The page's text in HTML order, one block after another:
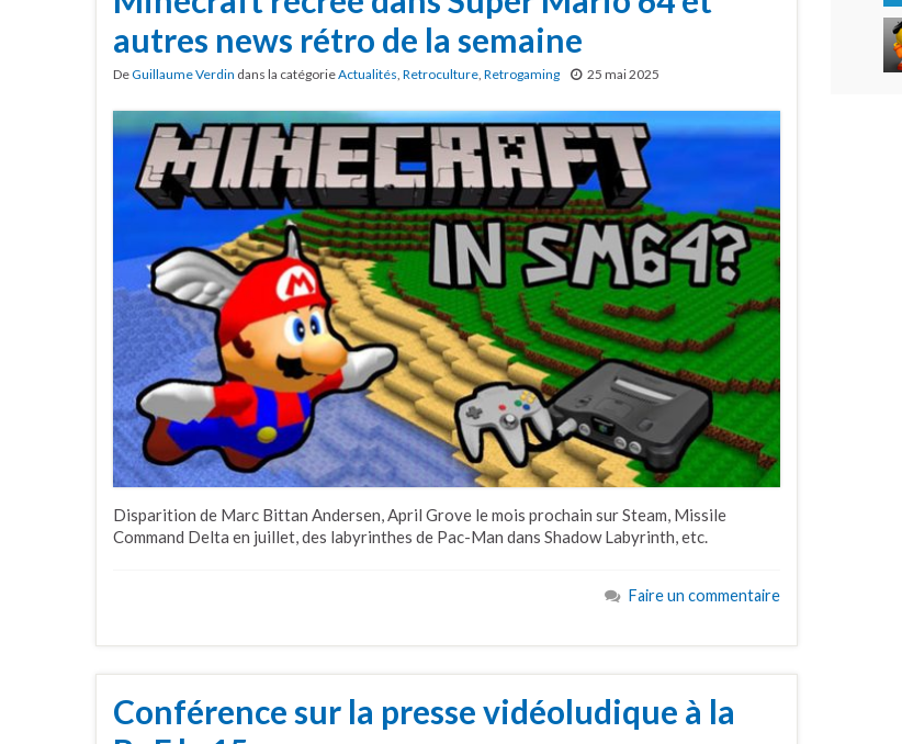
autres news rétro de la semaine
DeGuillaume Verdin dans la catégorieActualités, Retroculture, Retrogaming 25 mai 2025
Disparition de Marc Bittan Andersen, April Grove le mois prochain sur Steam, Missile
Command Delta en juillet, des labyrinthes de Pac-Man dans Shadow Labyrinth, etc.
Faire un commentaire
Conférence sur la presse vidéoludique à la